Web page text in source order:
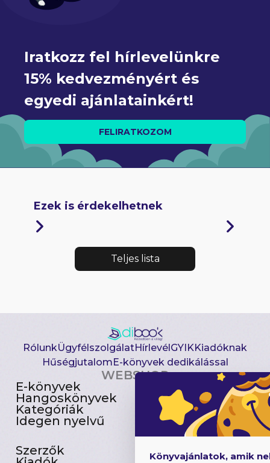
Iratkozz fel hírlevelünkre
15% kedvezményért és
egyedi ajánlatainkért!
FELIRATKOZOM
Ezek is érdekelhetnek
Teljes lista
RólunkÜgyfélszolgálatHírlevél GYIKKiadóknak
Hűségjutalom E-könyvek dedikálással
WEBSHOP
E-könyvek
Hangoskönyvek
Kategóriák
Idegen nyelvű
Csomagajánlatok
Akciósak
Előjegyezhetők
Újdonságok
Szerzők Gyerekkönyvek
Könyvajánlatok, amik